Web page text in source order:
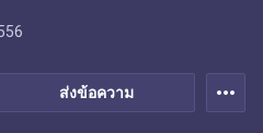
ส่งข้อความ more_horiz